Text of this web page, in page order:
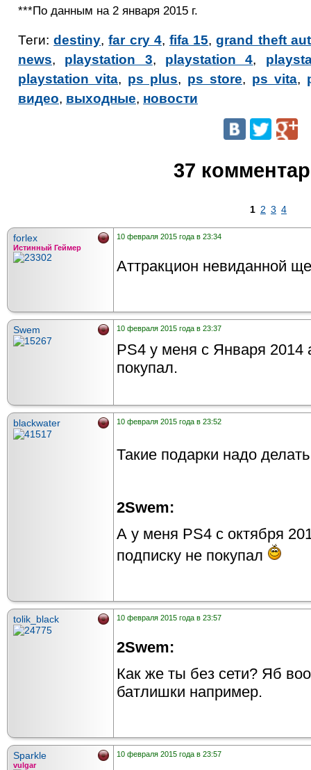
***По данным на 2 января 2015 г.
Теги:destiny,far cry 4,fifa 15,grand theft
news, playstation 3, playstation 4,
playstation vita, ps plus, ps store, ps vita,
видео, выходные, новости
37
1 2 3 4
forlex
Истинный Геймер
10 февраля 2015 года в 23:34
Аттракцион невиданной
Swem 10 февраля 2015 года в 23:37
PS4 у меня с Января 2014
покупал.
blackwater 10 февраля 2015 года в 23:52
Такие подарки надо
2Swem:
А у меня PS4 с октября
подписку не покупал
tolik_black 10 февраля 2015 года в 23:57
2Swem:
Как же ты без сети? Яб
батлишки например.
Sparkle
vulgar
10 февраля 2015 года в 23:57